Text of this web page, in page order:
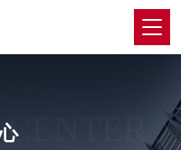
CENTER